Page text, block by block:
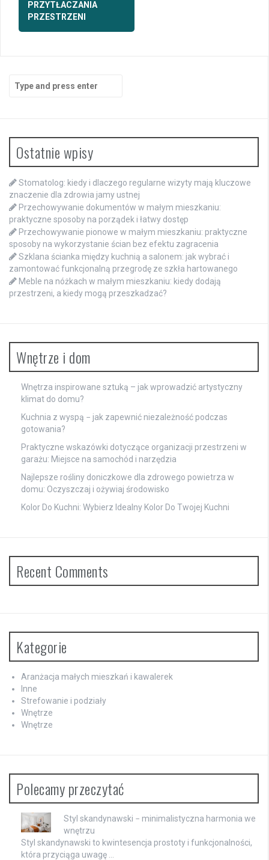
PRZYTŁACZANIA
PRZESTRZENI
for:
Ostatnie wpisy
Stomatolog: kiedy i dlaczego regularne wizyty mają kluczowe
znaczenie dla zdrowia jamy ustnej
Przechowywanie dokumentów w małym mieszkaniu:
praktyczne sposoby na porządek i łatwy dostęp
Przechowywanie pionowe w małym mieszkaniu: praktyczne
sposoby na wykorzystanie ścian bez efektu zagracenia
Szklana ścianka między kuchnią a salonem: jak wybrać i
zamontować funkcjonalną przegrodę ze szkła hartowanego
Meble na nóżkach w małym mieszkaniu: kiedy dodają
przestrzeni, a kiedy mogą przeszkadzać?
Wnętrze i dom
Wnętrza inspirowane sztuką – jak wprowadzić artystyczny
klimat do domu?
Kuchnia z wyspą − jak zapewnić niezależność podczas
gotowania?
Praktyczne wskazówki dotyczące organizacji przestrzeni w
garażu: Miejsce na samochód i narzędzia
Najlepsze rośliny doniczkowe dla zdrowego powietrza w
domu: Oczyszczaj i ożywiaj środowisko
Kolor Do Kuchni: Wybierz Idealny Kolor Do Twojej Kuchni
Recent Comments
Kategorie
Aranżacja małych mieszkań i kawalerek
Inne
Strefowanie i podziały
Wnętrze
Wnętrze
Polecamy przeczytać
Styl skandynawski − minimalistyczna harmonia we
wnętrzu
Styl skandynawski to kwintesencja prostoty i funkcjonalności,
która przyciąga uwagę …